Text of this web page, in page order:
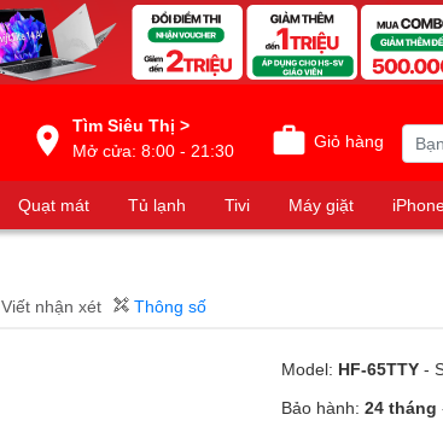
Tìm Siêu Thị >
Mở cửa: 8:00 - 21:30
Giỏ hàng
Quạt mát Tủ lạnh Tivi Máy giặt
Viết nhận xét Thông số
Model: HF-65TTY -
Bảo hành: 24 tháng